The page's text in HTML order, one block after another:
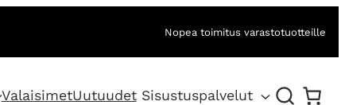
Nopea toimitus varastotuotteille
ValaisimetUutuudet Sisustuspalvelut